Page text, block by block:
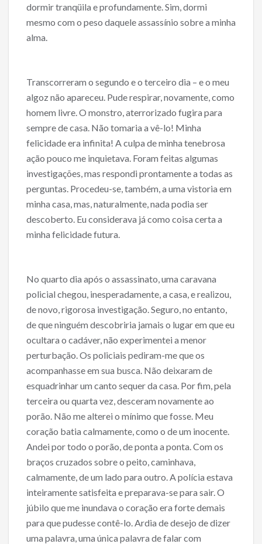
dormir tranqüila e profundamente. Sim, dormi
mesmo com o peso daquele assassínio sobre a minha
alma.
Transcorreram o segundo e o terceiro dia – e o meu
algoz não apareceu. Pude respirar, novamente, como
homem livre. O monstro, aterrorizado fugira para
sempre de casa. Não tomaria a vê-lo! Minha
felicidade era infinita! A culpa de minha tenebrosa
ação pouco me inquietava. Foram feitas algumas
investigações, mas respondi prontamente a todas as
perguntas. Procedeu-se, também, a uma vistoria em
minha casa, mas, naturalmente, nada podia ser
descoberto. Eu considerava já como coisa certa a
minha felicidade futura.
No quarto dia após o assassinato, uma caravana
policial chegou, inesperadamente, a casa, e realizou,
de novo, rigorosa investigação. Seguro, no entanto,
de que ninguém descobriria jamais o lugar em que eu
ocultara o cadáver, não experimentei a menor
perturbação. Os policiais pediram-me que os
acompanhasse em sua busca. Não deixaram de
esquadrinhar um canto sequer da casa. Por fim, pela
terceira ou quarta vez, desceram novamente ao
porão. Não me alterei o mínimo que fosse. Meu
coração batia calmamente, como o de um inocente.
Andei por todo o porão, de ponta a ponta. Com os
braços cruzados sobre o peito, caminhava,
calmamente, de um lado para outro. A polícia estava
inteiramente satisfeita e preparava-se para sair. O
júbilo que me inundava o coração era forte demais
para que pudesse contê-lo. Ardia de desejo de dizer
uma palavra, uma única palavra de falar com